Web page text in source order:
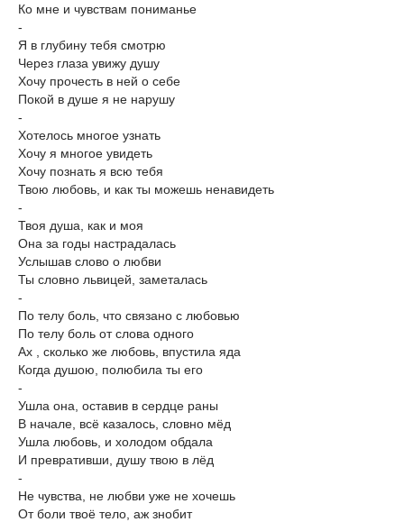
Ко мне и чувствам пониманье
-
Я в глубину тебя смотрю
Через глаза увижу душу
Хочу прочесть в ней о себе
Покой в душе я не нарушу
-
Хотелось многое узнать
Хочу я многое увидеть
Хочу познать я всю тебя
Твою любовь, и как ты можешь ненавидеть
-
Твоя душа, как и моя
Она за годы настрадалась
Услышав слово о любви
Ты словно львицей, заметалась
-
По телу боль, что связано с любовью
По телу боль от слова одного
Ах , сколько же любовь, впустила яда
Когда душою, полюбила ты его
-
Ушла она, оставив в сердце раны
В начале, всё казалось, словно мёд
Ушла любовь, и холодом обдала
И превративши, душу твою в лёд
-
Не чувства, не любви уже не хочешь
От боли твоё тело, аж знобит